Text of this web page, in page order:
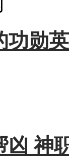
功勋
凶 神